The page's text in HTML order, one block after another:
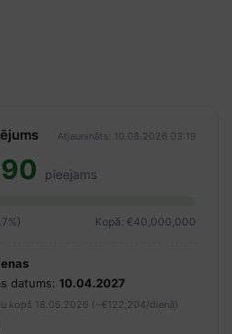
Atjaunināts: 10.08.2026 03:19
pieejams
Kopā: €40,000,000
datums: 10.04.2027
kopš 18.05.2026 (~€122,204/dienā)